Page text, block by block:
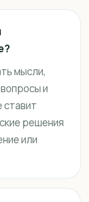
мысли,
и
решения
или